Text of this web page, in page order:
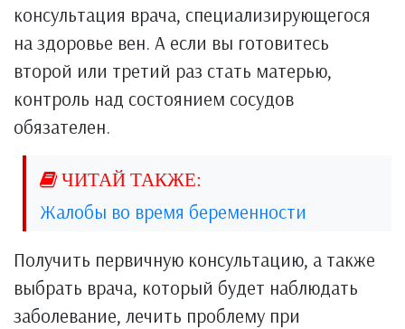
консультация врача, специализирующегося
на здоровье вен. А если вы готовитесь
второй или третий раз стать матерью,
контроль над состоянием сосудов
обязателен.
Жалобы во время беременности
Получить первичную консультацию, а также
выбрать врача, который будет наблюдать
заболевание, лечить проблему при